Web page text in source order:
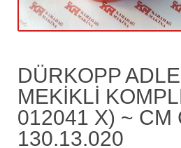
DÜRKOPP
MEKİKLİ
012041 X) ~ CM
130.13.020